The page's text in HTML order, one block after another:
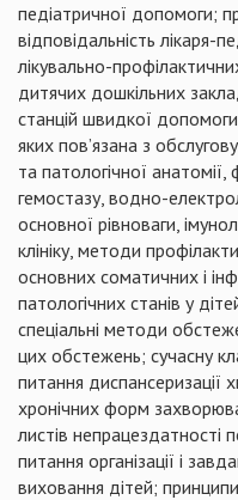
педіатричної допомоги;
відповідальність лікаря-
лікувально-
дитячих дошкільних
станцій швидкої
яких пов’язана з
та патологічної анатомії,
гемостазу, водно-
основної рівноваги,
клініку, методи
основних соматичних і
патологічних станів у
спеціальні методи
цих обстежень; сучасну
питання диспансеризації
хронічних форм
листів
питання організації і
виховання дітей;